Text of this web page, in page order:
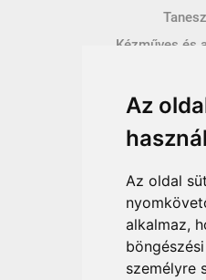
Az
használ
Az oldal
alkalmaz,
személyre
Kézműves és
Így
Vásárlás
Fizetési
Szállítási